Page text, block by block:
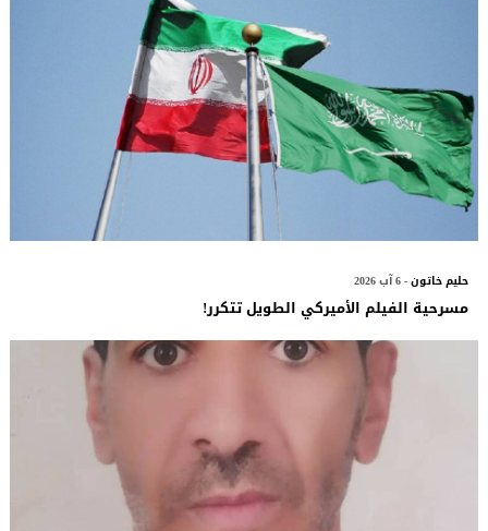
حليم خاتون- 6 آب 2026
مسرحية الفيلم الأميركي الطويل تتكرر!